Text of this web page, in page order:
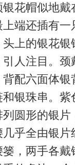
花帽似地戴
端还插有一
上的银花银
人注目。颈
配六面体银
银珠串。紫
圆形的银片
乎全由银片
，两手各戴